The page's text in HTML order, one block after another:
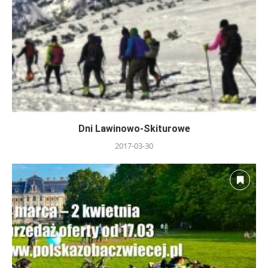
Dni Lawinowo-Skiturowe
2017-03-30